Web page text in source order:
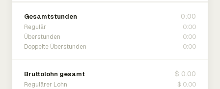
Gesamtstunden 0:00
Regulär 0:00
Überstunden 0:00
Doppelte Überstunden 0:00
Bruttolohn gesamt $ 0.00
Regulärer Lohn $ 0.00